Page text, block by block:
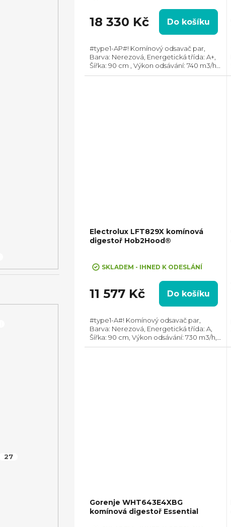
27
18 330 Kč Do košíku
#type1-AP#! Komínový odsavač par,
Barva: Nerezová, Energetická třída: A+,
Šířka: 90 cm , Výkon odsávání: 740 m3/h,
Průměr odtahu: 150 mm, Směr odtahu:
Electrolux LFT829X komínová
digestoř Hob2Hood®
hodnocení
je
5,0
5
hvězdiček.
SKLADEM - IHNED K ODESLÁNÍ
11 577 Kč Do košíku
#type1-A#! Komínový odsavač par,
Barva: Nerezová, Energetická třída: A,
Šířka: 90 cm, Výkon odsávání: 730 m3/h,
Průměr odtahu: 150 mm, Směr odtahu:
Gorenje WHT643E4XBG
komínová digestoř Essential